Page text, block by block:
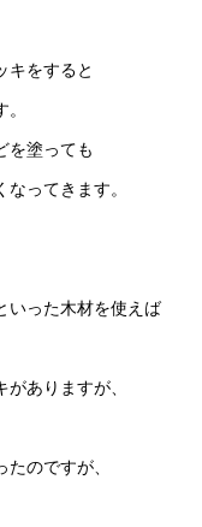
キをすると
を塗っても
ってきます。
いった木材を使えば
ありますが、
のですが、